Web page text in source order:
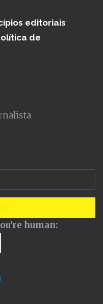
editoriais
de
human: